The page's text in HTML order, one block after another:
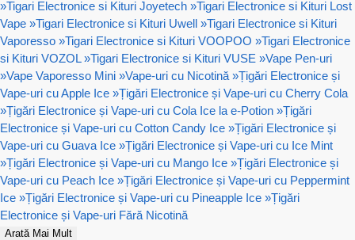
»Tigari Electronice si Kituri Joyetech »Tigari Electronice si Kituri Lost
Vape »Tigari Electronice si Kituri Uwell »Tigari Electronice si Kituri
Vaporesso »Tigari Electronice si Kituri VOOPOO »Tigari Electronice
si Kituri VOZOL »Tigari Electronice si Kituri VUSE »Vape Pen-uri
»Vape Vaporesso Mini »Vape-uri cu Nicotină »Țigări Electronice și
Vape-uri cu Apple Ice »Țigări Electronice și Vape-uri cu Cherry Cola
»Țigări Electronice și Vape-uri cu Cola Ice la e-Potion »Țigări
Electronice și Vape-uri cu Cotton Candy Ice »Țigări Electronice și
Vape-uri cu Guava Ice »Țigări Electronice și Vape-uri cu Ice Mint
»Țigări Electronice și Vape-uri cu Mango Ice »Țigări Electronice și
Vape-uri cu Peach Ice »Țigări Electronice și Vape-uri cu Peppermint
Ice »Țigări Electronice și Vape-uri cu Pineapple Ice »Țigări
Electronice și Vape-uri Fără Nicotină
Arată Mai Mult